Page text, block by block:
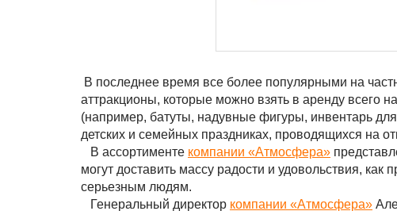
В последнее время все более популярными на
аттракционы, которые можно взять в аренду всего
(например, батуты, надувные фигуры, инвентарь
детских и семейных праздниках, проводящихся на
В ассортименте компании «Атмосфера»
могут доставить массу радости и удовольствия,
серьезным людям.
Генеральный директор компании «Атмосфера»